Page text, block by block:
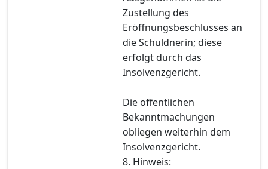
Zustellung des
Eröffnungsbeschlusses an
die Schuldnerin; diese
erfolgt durch das
Insolvenzgericht.
Die öffentlichen
Bekanntmachungen
obliegen weiterhin dem
Insolvenzgericht.
8. Hinweis: